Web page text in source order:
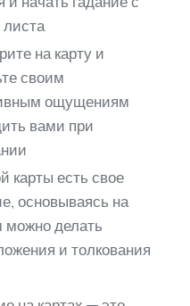
листа
на карту и
своим
ощущениям
вами при
карты есть свое
основываясь на
можно делать
и толкования